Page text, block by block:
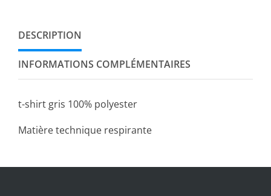
DESCRIPTION
INFORMATIONS COMPLÉMENTAIRES
t-shirt gris 100% polyester
Matière technique respirante